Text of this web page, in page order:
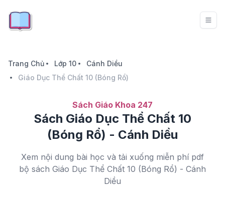
Trang Chủ Lớp 10
Cánh Diều
Giáo Dục Thể Chất 10 (Bóng Rổ)
Sách Giáo Khoa 247
Sách Giáo Dục Thể Chất 10
(Bóng Rổ) - Cánh Diều
Xem nội dung bài học và tải xuống miễn phí pdf
bộ sách Giáo Dục Thể Chất 10 (Bóng Rổ) - Cánh
Diều